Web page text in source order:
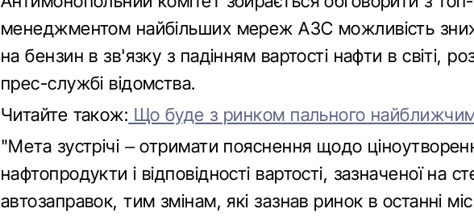
менеджментом найбільших мереж АЗС можливість
на бензин в зв'язку з падінням вартості нафти в світі,
прес-службі відомства.
Читайте також: Що буде з ринком пального
"Мета зустрічі – отримати пояснення щодо
нафтопродукти і відповідності вартості, зазначеної на
автозаправок, тим змінам, які зазнав ринок в останні